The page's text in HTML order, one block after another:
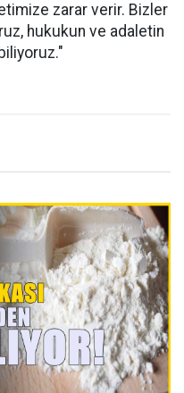
zarar verir. Bizler
hukukun ve adaletin